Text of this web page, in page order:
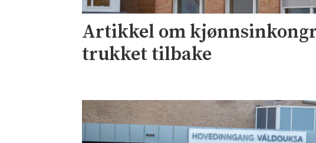
Artikkel om
trukket tilbake